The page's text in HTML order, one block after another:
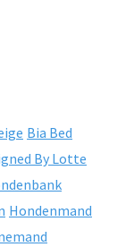
Bia Bed
By Lotte
Hondenmand